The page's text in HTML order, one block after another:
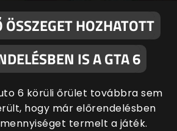
ÖSSZEGET HOZHATOTT
IS A GTA 6
6 körüli őrület továbbra sem
hogy már előrendelésben
termelt a játék.